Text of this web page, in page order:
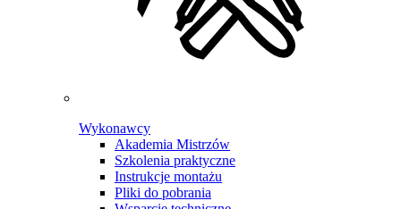
Wykonawcy
Akademia Mistrzów
Szkolenia praktyczne
Instrukcje montażu
Pliki do pobrania